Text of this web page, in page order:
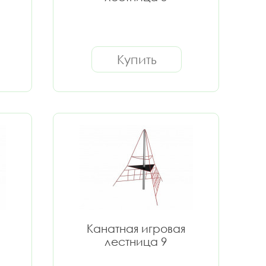
Купить
Канатная игровая
лестница 9